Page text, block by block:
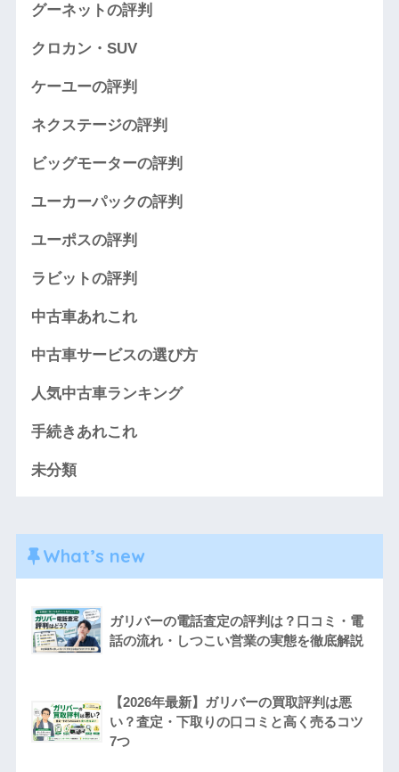
グーネットの評判
クロカン・SUV
ケーユーの評判
ネクステージの評判
ビッグモーターの評判
ユーカーパックの評判
ユーポスの評判
ラビットの評判
中古車あれこれ
中古車サービスの選び方
人気中古車ランキング
手続きあれこれ
未分類
What’s new
ガリバーの電話査定の評判は？口コミ・電
話の流れ・しつこい営業の実態を徹底解説
【2026年最新】ガリバーの買取評判は悪
い？査定・下取りの口コミと高く売るコツ
7つ